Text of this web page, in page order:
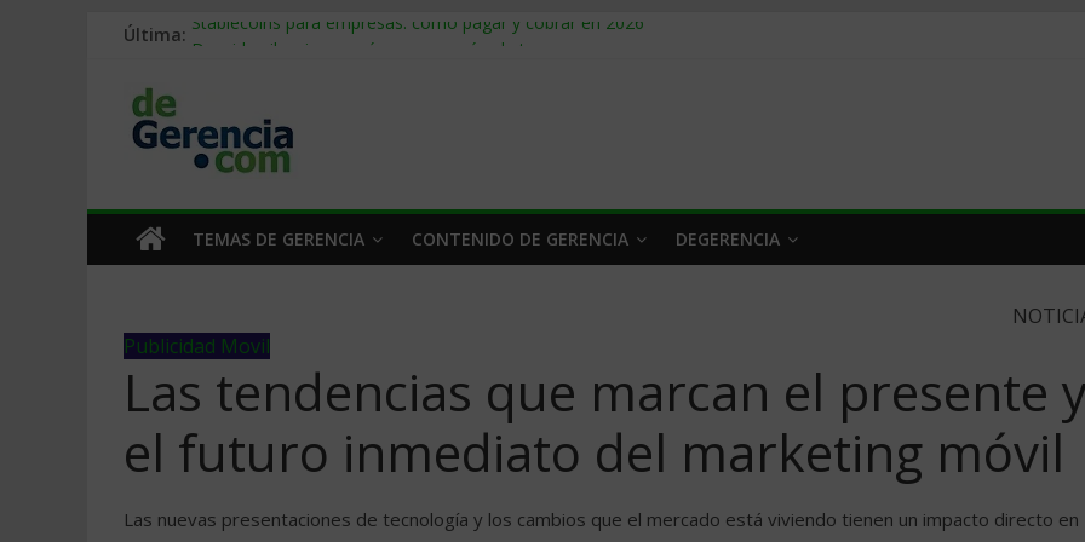
Última: Stablecoins para empresas: cómo pagar y cobrar en 2026
Trabajo forzoso en la cadena de suministro: qué hacer
Mercado hispano de EE. UU.: cómo segmentarlo y venderle
TEMAS DE GERENCIA CONTENIDO DE GERENCIA DEGERENCIA
Publicidad Movil
Las tendencias que marcan el presente
el futuro inmediato del marketing móvil
Las nuevas presentaciones de tecnología y los cambios que el mercado está viviendo tienen un impacto directo en